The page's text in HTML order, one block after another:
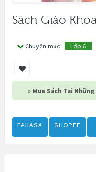
Sách Giáo
Chuyên mục: Lớp 6
» Mua Sách Tại
FAHASA SHOPEE